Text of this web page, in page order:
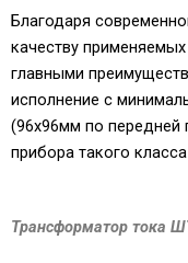
Благодаря
качеству
главными
исполнение с
(96х96мм по передней
прибора такого
Трансформатор тока